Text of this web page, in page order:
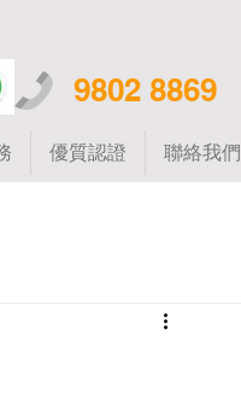
9802 8869
優質認證 聯絡我們